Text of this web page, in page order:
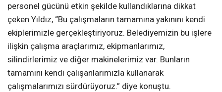
personel gücünü etkin şekilde kullandıklarına dikkat
çeken Yıldız, “Bu çalışmaların tamamına yakınını kendi
ekiplerimizle gerçekleştiriyoruz. Belediyemizin bu işlere
ilişkin çalışma araçlarımız, ekipmanlarımız,
silindirlerimiz ve diğer makinelerimiz var. Bunların
tamamını kendi çalışanlarımızla kullanarak
çalışmalarımızı sürdürüyoruz.” diye konuştu.